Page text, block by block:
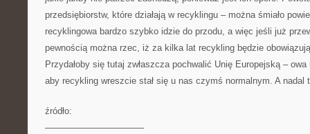
przedsiębiorstw, które działają w recyklingu – można śmiało
recyklingowa bardzo szybko idzie do przodu, a więc jeśli już
pewnością można rzec, iż za kilka lat recykling będzie
Przydałoby się tutaj zwłaszcza pochwalić Unię Europejską –
aby recykling wreszcie stał się u nas czymś normalnym. A
źródło:
———————————